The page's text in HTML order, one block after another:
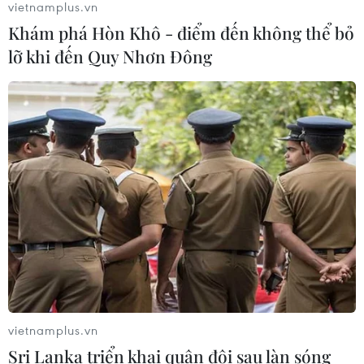
Thi công trở lại dự án sửa chữa Quốc
lộ 30 sau phản ánh của TTXVN
06/08/2026 09:42
Hà Nội tăng tốc thi công
đường Vành đai 1 đoạn Hoàng Cầu-
Voi Phục
06/08/2026 09:07
Đồng Nai yêu cầu đẩy nhanh tiến độ
dự án kết nối vùng, sân bay Long
Thành
vietnamplus.vn
Khám phá Hòn Khô - điểm đến không thể bỏ
lỡ khi đến Quy Nhơn Đông
vietnamplus.vn
Sri Lanka triển khai quân đội sau làn sóng